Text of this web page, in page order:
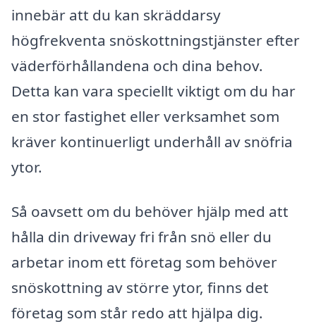
innebär att du kan skräddarsy
högfrekventa snöskottningstjänster efter
väderförhållandena och dina behov.
Detta kan vara speciellt viktigt om du har
en stor fastighet eller verksamhet som
kräver kontinuerligt underhåll av snöfria
ytor.
Så oavsett om du behöver hjälp med att
hålla din driveway fri från snö eller du
arbetar inom ett företag som behöver
snöskottning av större ytor, finns det
företag som står redo att hjälpa dig.